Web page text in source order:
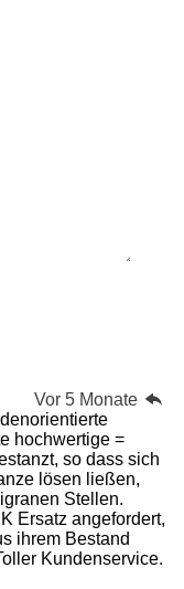
Vor 5 Monate
hochwertige =
so dass sich
lösen ließen,
Stellen.
Ersatz angefordert,
ihrem Bestand
Kundenservice.